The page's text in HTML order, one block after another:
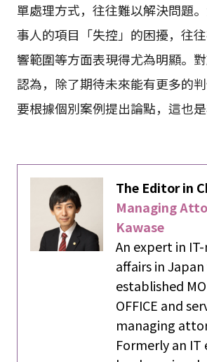
單處理方式，往往難以解決問題
事人的項目「失控」的困擾，往
響範圍等方面表現得尤為明顯。
認為，除了期待未來能有更多的
要根據個別案例提出論點，這也是
The Editor in
Managing
Kawase
An expert in
affairs in
established
OFFICE and
managing
Formerly an IT